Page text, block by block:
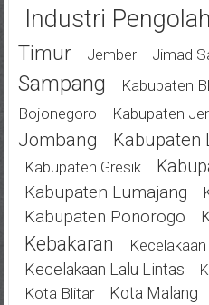
Industri
Timur
Jember Jimad
Sampang
Kabupaten
Bojonegoro
Kabupaten
Jombang
Kabupaten
Kabupaten Gresik
Kabupaten Lumajang
Kabupaten Ponorogo
Kebakaran Kecelakaan
Kecelakaan Lalu Lintas
Kota Blitar Kota Malang